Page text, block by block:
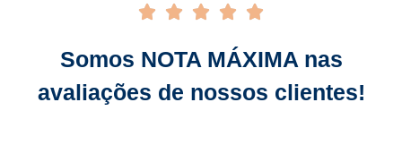
    
Somos NOTA MÁXIMA nas
avaliações de nossos clientes!